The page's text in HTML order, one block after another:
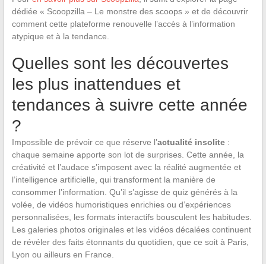
dédiée « Scoopzilla – Le monstre des scoops » et de découvrir
comment cette plateforme renouvelle l’accès à l’information
atypique et à la tendance.
Quelles sont les découvertes
les plus inattendues et
tendances à suivre cette année
?
Impossible de prévoir ce que réserve l’actualité insolite:
chaque semaine apporte son lot de surprises. Cette année, la
créativité et l’audace s’imposent avec la réalité augmentée et
l’intelligence artificielle, qui transforment la manière de
consommer l’information. Qu’il s’agisse de quiz générés à la
volée, de vidéos humoristiques enrichies ou d’expériences
personnalisées, les formats interactifs bousculent les habitudes.
Les galeries photos originales et les vidéos décalées continuent
de révéler des faits étonnants du quotidien, que ce soit à Paris,
Lyon ou ailleurs en France.